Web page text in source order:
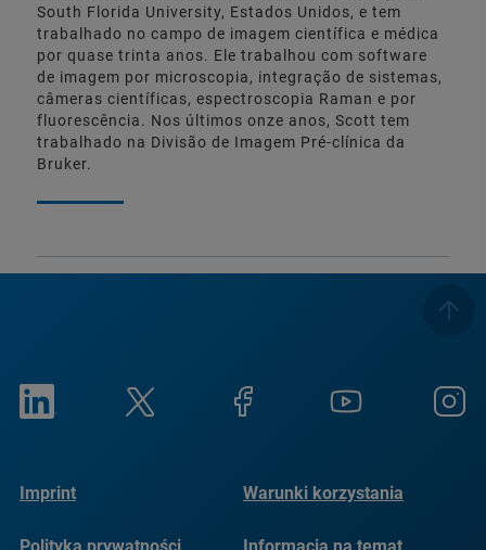
South Florida University, Estados Unidos, e tem
trabalhado no campo de imagem científica e médica
por quase trinta anos. Ele trabalhou com software
de imagem por microscopia, integração de sistemas,
câmeras científicas, espectroscopia Raman e por
fluorescência. Nos últimos onze anos, Scott tem
trabalhado na Divisão de Imagem Pré-clínica da
Bruker.
Imprint Warunki korzystania